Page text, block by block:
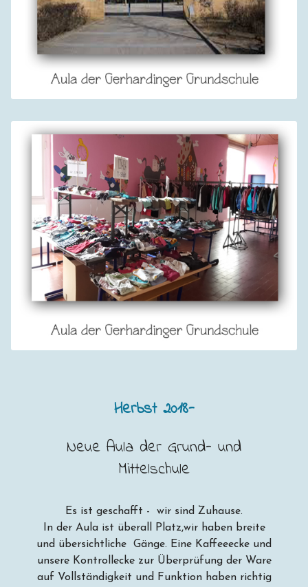
Herbst 2018-
Neue Aula der Grund- und
Mittelschule
Es ist geschafft - wir sind Zuhause.
In der Aula ist überall Platz,wir haben breite
und übersichtliche Gänge. Eine Kaffeeecke und
unsere Kontrollecke zur Überprüfung der Ware
auf Vollständigkeit und Funktion haben richtig